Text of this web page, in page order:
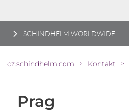
SCHINDHELM WORLDWIDE
cz.schindhelm.com > Kontakt >
Prag